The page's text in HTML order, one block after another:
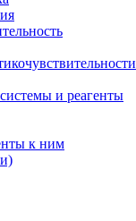
и реагенты
к ним